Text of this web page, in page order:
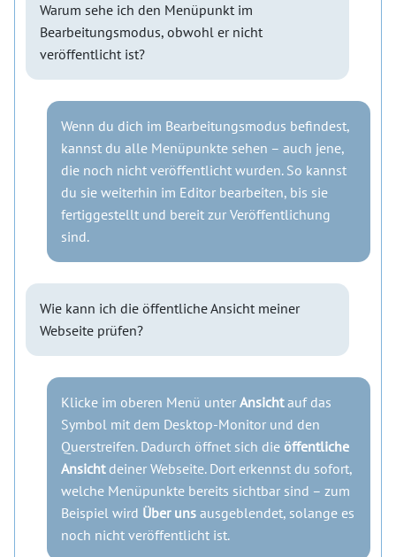
Warum sehe ich den Menüpunkt im
Bearbeitungsmodus, obwohl er nicht
veröffentlicht ist?
Wenn du dich im Bearbeitungsmodus befindest,
kannst du alle Menüpunkte sehen – auch jene,
die noch nicht veröffentlicht wurden. So kannst
du sie weiterhin im Editor bearbeiten, bis sie
fertiggestellt und bereit zur Veröffentlichung
sind.
Wie kann ich die öffentliche Ansicht meiner
Webseite prüfen?
Klicke im oberen Menü unter Ansichtauf das
Symbol mit dem Desktop-Monitor und den
Querstreifen. Dadurch öffnet sich die öffentliche
Ansichtdeiner Webseite. Dort erkennst du sofort,
welche Menüpunkte bereits sichtbar sind – zum
Beispiel wird Über uns ausgeblendet, solange es
noch nicht veröffentlicht ist.